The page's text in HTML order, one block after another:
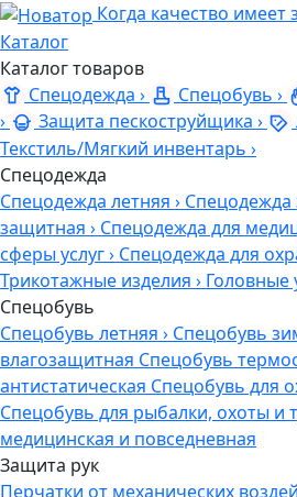
Когда качество имеет
Каталог
Каталог товаров
Спецодежда › Спецобувь ›
›
Защита пескоструйщика ›
Текстиль/Мягкий инвентарь ›
Спецодежда
Спецодежда летняя › Спецодежда
защитная › Спецодежда для
сферы услуг› Спецодежда для
Трикотажные изделия › Головные
Спецобувь
Спецобувь летняя › Спецобувь
влагозащитная Спецобувь
антистатическая Спецобувь для
Спецобувь для рыбалки, охоты и
медицинская и повседневная
Защита рук
Перчатки от механических